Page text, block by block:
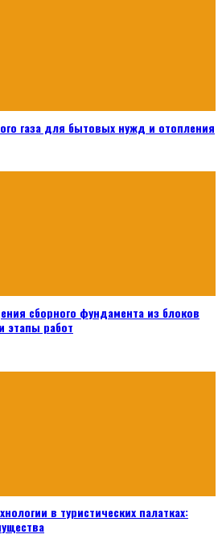
газа для бытовых нужд и отопления
сборного фундамента из блоков
этапы работ
в туристических палатках: